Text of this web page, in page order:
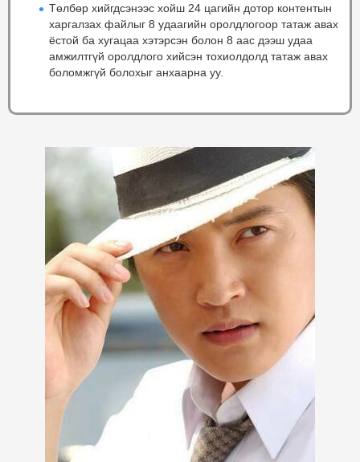
Төлбөр хийгдсэнээс хойш 24 цагийн дотор контентын
харгалзах файлыг 8 удаагийн оролдлогоор татаж авах
ёстой ба хугацаа хэтэрсэн болон 8 аас дээш удаа
амжилтгүй оролдлого хийсэн тохиолдолд татаж авах
боломжгүй болохыг анхаарна уу.